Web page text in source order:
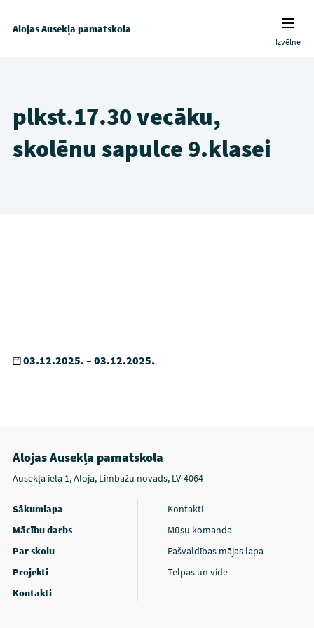
Alojas Ausekļa pamatskola
Izvēlne
plkst.17.30 vecāku,
skolēnu sapulce 9.klasei
03.12.2025. – 03.12.2025.
Alojas Ausekļa pamatskola
Ausekļa iela 1, Aloja, Limbažu novads, LV-4064
Sākumlapa
Mācību darbs
Par skolu
Projekti
Kontakti
Kontakti
Mūsu komanda
Pašvaldības mājas lapa
Telpas un vide